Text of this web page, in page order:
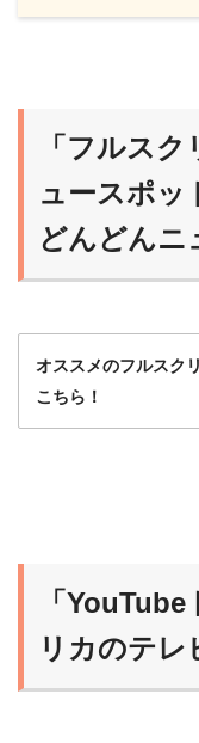
「フルス
ュースポッ
どんどんニ
オススメのフルスク
こちら！
らいおん
慣れ
よう
「
リカのテレ